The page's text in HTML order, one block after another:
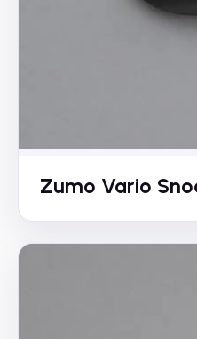
Zumo Vario